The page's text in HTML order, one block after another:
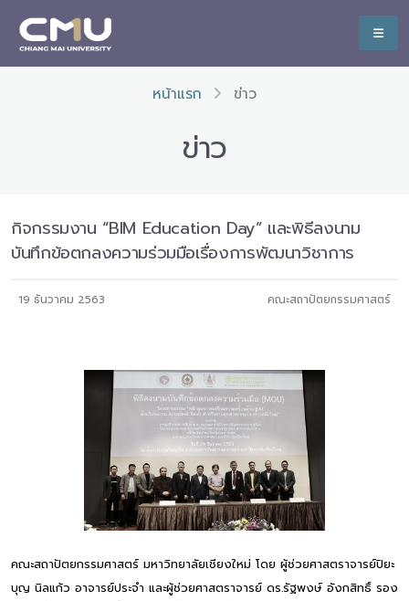
หน้าแรก ข่าว
ข่าว
กิจกรรมงาน “BIM Education Day” และพิธีลงนาม
บันทึกข้อตกลงความร่วมมือเรื่องการพัฒนาวิชาการ
19 ธันวาคม 2563 คณะสถาปัตยกรรมศาสตร์
คณะสถาปัตยกรรมศาสตร์ มหาวิทยาลัยเชียงใหม่ โดย ผู้ช่วยศาสตราจารย์ปิยะ
บุญ นิลแก้ว อาจารย์ประจำ และผู้ช่วยศาสตราจารย์ ดร.รัฐพงษ์ อังกสิทธิ์ รอง